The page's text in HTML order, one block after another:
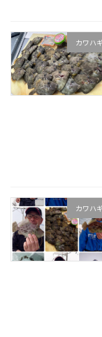
カワハギ
カワハギ